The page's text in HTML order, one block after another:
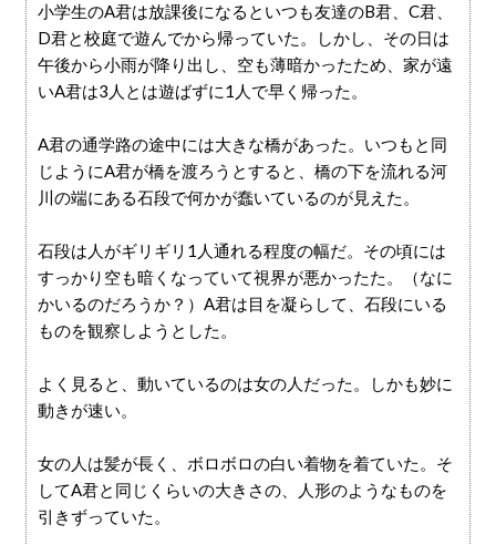
小学生のA君は放課後になるといつも友達のB君、C君、
D君と校庭で遊んでから帰っていた。しかし、その日は
午後から小雨が降り出し、空も薄暗かったため、家が遠
いA君は3人とは遊ばずに1人で早く帰った。
A君の通学路の途中には大きな橋があった。いつもと同
じようにA君が橋を渡ろうとすると、橋の下を流れる河
川の端にある石段で何かが蠢いているのが見えた。
石段は人がギリギリ1人通れる程度の幅だ。その頃には
すっかり空も暗くなっていて視界が悪かったた。（なに
かいるのだろうか？）A君は目を凝らして、石段にいる
ものを観察しようとした。
よく見ると、動いているのは女の人だった。しかも妙に
動きが速い。
女の人は髪が長く、ボロボロの白い着物を着ていた。そ
してA君と同じくらいの大きさの、人形のようなものを
引きずっていた。